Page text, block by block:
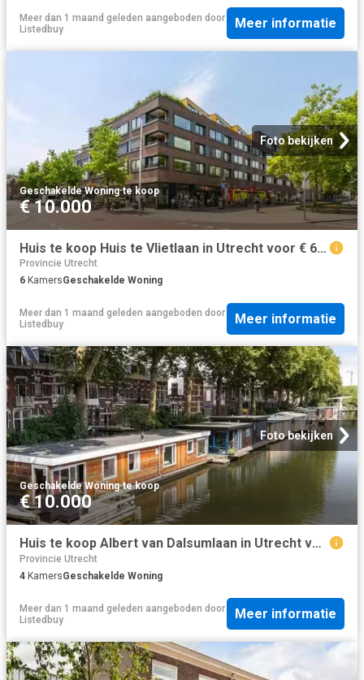
Meer dan 1 maand geleden aangeboden door
Listedbuy
Meer informatie
Foto bekijken
Geschakelde Woning·te koop
€ 10.000
Huis te koop Huis te Vlietlaan in Utrecht voor € 625.000
Provincie Utrecht
6 KamersGeschakelde Woning
Meer dan 1 maand geleden aangeboden door
Listedbuy
Meer informatie
Foto bekijken
Geschakelde Woning·te koop
€ 10.000
Huis te koop Albert van Dalsumlaan in Utrecht voor € 449.000
Provincie Utrecht
4 KamersGeschakelde Woning
Meer dan 1 maand geleden aangeboden door
Listedbuy
Meer informatie